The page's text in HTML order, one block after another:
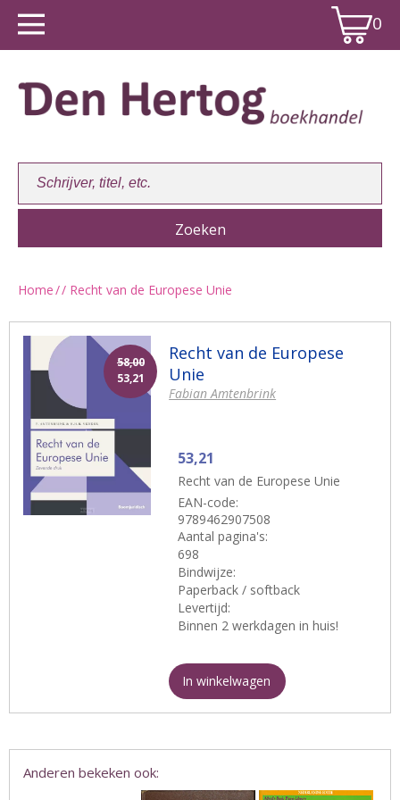
0
Home// Recht van de Europese Unie
58,00
53,21
Recht van de Europese
Unie
Fabian Amtenbrink
53,21
Recht van de Europese Unie
EAN-code:
9789462907508
Aantal pagina's:
698
Bindwijze:
Paperback / softback
Levertijd:
Binnen 2 werkdagen in huis!
In winkelwagen
Anderen bekeken ook: